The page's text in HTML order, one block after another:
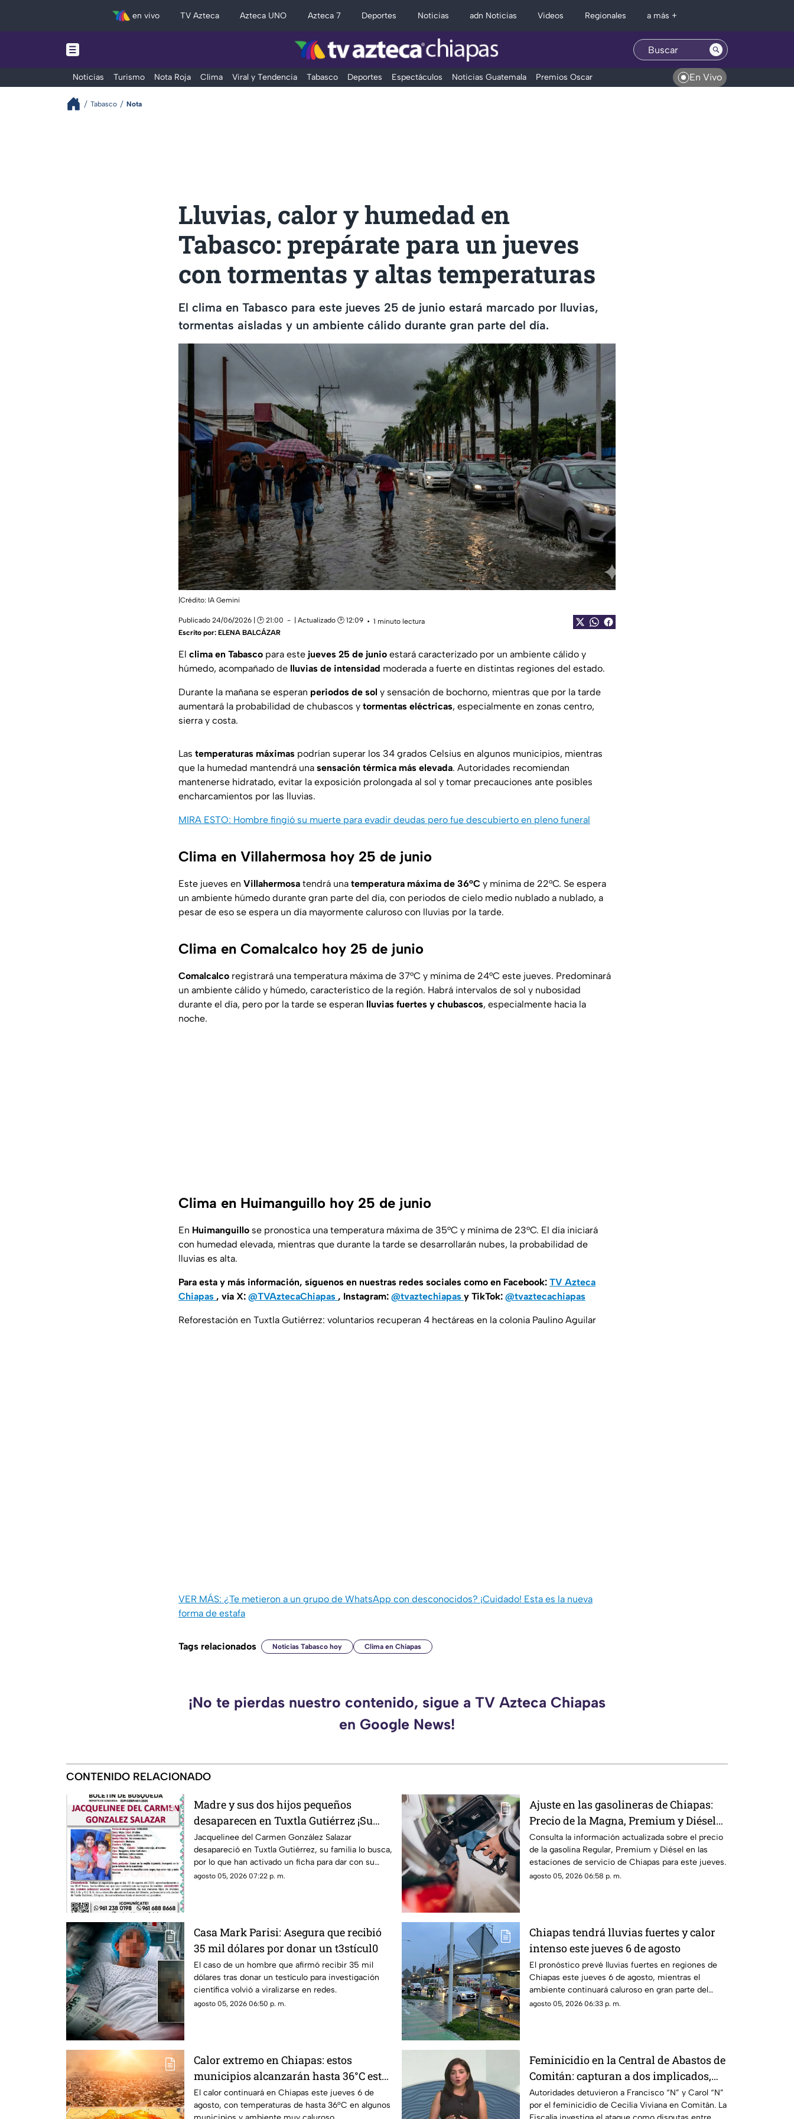
en vivo TV Azteca Azteca UNO Azteca 7 Deportes Noticias adn Noticias Videos Regionales a más +
Noticias Turismo Nota Roja Clima Viral y Tendencia Tabasco Deportes Espectáculos Noticias Guatemala Premios Oscar En Vivo
Tabasco Nota
Lluvias, calor y humedad en
Tabasco: prepárate para un jueves
con tormentas y altas temperaturas
El clima en Tabasco para este jueves 25 de junio estará marcado por lluvias,
tormentas aisladas y un ambiente cálido durante gran parte del día.
|Crédito: IA Gemini
Publicado 24/06/2026 | 🕑 21:00 | Actualizado 🕑 12:09
1 minuto lectura
Escrito por: ELENA BALCÁZAR
El clima en Tabasco para este jueves 25 de junio estará caracterizado por un ambiente cálido y
húmedo, acompañado de lluvias de intensidad moderada a fuerte en distintas regiones del estado.
Durante la mañana se esperan periodos de sol y sensación de bochorno, mientras que por la tarde
aumentará la probabilidad de chubascos y tormentas eléctricas, especialmente en zonas centro,
sierra y costa.
Las temperaturas máximas podrían superar los 34 grados Celsius en algunos municipios, mientras
que la humedad mantendrá una sensación térmica más elevada. Autoridades recomiendan
mantenerse hidratado, evitar la exposición prolongada al sol y tomar precauciones ante posibles
encharcamientos por las lluvias.
MIRA ESTO: Hombre fingió su muerte para evadir deudas pero fue descubierto en pleno funeral
Clima en Villahermosa hoy 25 de junio
Este jueves en Villahermosa tendrá una temperatura máxima de 36°C y mínima de 22°C. Se espera
un ambiente húmedo durante gran parte del día, con periodos de cielo medio nublado a nublado, a
pesar de eso se espera un día mayormente caluroso con lluvias por la tarde.
Clima en Comalcalco hoy 25 de junio
Comalcalco registrará una temperatura máxima de 37°C y mínima de 24°C este jueves. Predominará
un ambiente cálido y húmedo, característico de la región. Habrá intervalos de sol y nubosidad
durante el día, pero por la tarde se esperan lluvias fuertes y chubascos, especialmente hacia la
noche.
Clima en Huimanguillo hoy 25 de junio
En Huimanguillo se pronostica una temperatura máxima de 35°C y mínima de 23°C. El día iniciará
con humedad elevada, mientras que durante la tarde se desarrollarán nubes, la probabilidad de
lluvias es alta.
Para esta y más información, síguenos en nuestras redes sociales como en Facebook: TV Azteca
Chiapas , vía X: @TVAztecaChiapas , Instagram: @tvaztechiapas y TikTok: @tvaztecachiapas
Reforestación en Tuxtla Gutiérrez: voluntarios recuperan 4 hectáreas en la colonia Paulino Aguilar
VER MÁS: ¿Te metieron a un grupo de WhatsApp con desconocidos? ¡Cuidado! Esta es la nueva
forma de estafa
Tags relacionados Noticias Tabasco hoy Clima en Chiapas
¡No te pierdas nuestro contenido, sigue a TV Azteca Chiapas
en Google News!
CONTENIDO RELACIONADO
Madre y sus dos hijos pequeños
desaparecen en Tuxtla Gutiérrez ¡Su
esposo levantó una ficha de busqueda!
Jacquelinee del Carmen González Salazar
desapareció en Tuxtla Gutiérrez, su familia lo busca,
por lo que han activado un ficha para dar con su
paradero.
agosto 05, 2026 07:22 p. m.
Ajuste en las gasolineras de Chiapas:
Precio de la Magna, Premium y Diésel
este jueves 6 de agosto
Consulta la información actualizada sobre el precio
de la gasolina Regular, Premium y Diésel en las
estaciones de servicio de Chiapas para este jueves.
agosto 05, 2026 06:58 p. m.
Casa Mark Parisi: Asegura que recibió
35 mil dólares por donar un t3stícul0
El caso de un hombre que afirmó recibir 35 mil
dólares tras donar un testículo para investigación
científica volvió a viralizarse en redes.
agosto 05, 2026 06:50 p. m.
Chiapas tendrá lluvias fuertes y calor
intenso este jueves 6 de agosto
El pronóstico prevé lluvias fuertes en regiones de
Chiapas este jueves 6 de agosto, mientras el
ambiente continuará caluroso en gran parte del
estado.
agosto 05, 2026 06:33 p. m.
Calor extremo en Chiapas: estos
municipios alcanzarán hasta 36°C este
jueves
El calor continuará en Chiapas este jueves 6 de
agosto, con temperaturas de hasta 36°C en algunos
Feminicidio en la Central de Abastos de
Comitán: capturan a dos implicados,
una detención ocurrió en Jalisco
Autoridades detuvieron a Francisco “N” y Carol “N”
por el feminicidio de Cecilia Viviana en Comitán. La